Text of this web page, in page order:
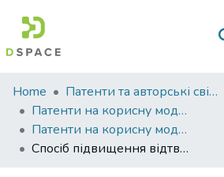
Communities
&
Collections
All of DSpace
Home
Патенти та авторські свідоцтва
Патенти на корисну модель
Патенти на корисну модель_2019
Спосіб підвищення відтворювальної здатності свиней в умовах теплового стресу